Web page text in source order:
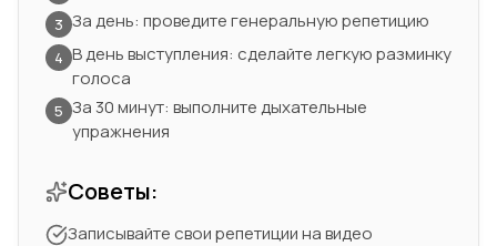
3 За день: проведите генеральную репетицию
4 В день выступления: сделайте легкую разминку
голоса
5 За 30 минут: выполните дыхательные
упражнения
Советы:
Записывайте свои репетиции на видео